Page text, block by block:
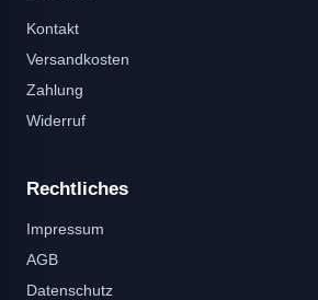
Kontakt
Versandkosten
Zahlung
Widerruf
Rechtliches
Impressum
AGB
Datenschutz